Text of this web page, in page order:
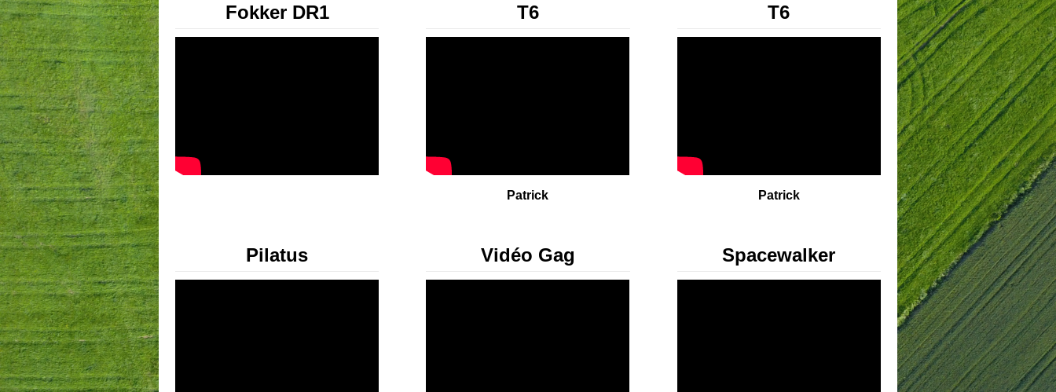
Fokker DR1 T6
Patrick
T6
Patrick
Pilatus Vidéo Gag Spacewalker